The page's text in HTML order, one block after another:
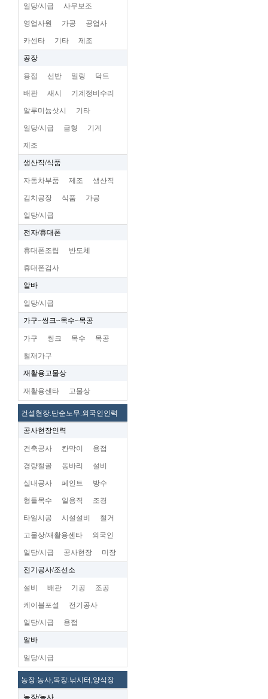
일당/시급 사무보조
영업사원 가공 공업사
카센타 기타 제조
공장
용접 선반 밀링 닥트
배관 새시 기계정비수리
알루미늄삿시 기타
일당/시급 금형 기계
제조
생산직/식품
자동차부품 제조 생산직
김치공장 식품 가공
일당/시급
전자/휴대폰
휴대폰조립 반도체
휴대폰검사
알바
일당/시급
가구~씽크~목수~목공
가구 씽크 목수 목공
철재가구
재활용고물상
재활용센타 고물상
건설현장.단순노무.외국인인력
공사현장인력
건축공사 칸막이 용접
경량철골 동바리 설비
실내공사 페인트 방수
형틀목수 일용직 조경
타일시공 시설설비 철거
고물상/재활용센타 외국인
일당/시급 공사현장 미장
전기공사/조선소
설비 배관 기공 조공
케이블포설 전기공사
일당/시급 용접
알바
일당/시급
농장.농사,목장.낚시터,양식장
농장/농사